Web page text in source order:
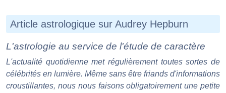
Article astrologique sur Audrey Hepburn
L'astrologie au service de l'étude de caractère
L'actualité quotidienne met régulièrement toutes sortes de
célébrités en lumière. Même sans être friands d'informations
croustillantes, nous nous faisons obligatoirement une petite